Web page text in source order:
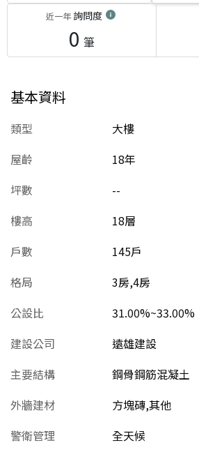
近一年詢問度
0 筆
基本資料
類型
大樓
屋齡
18年
坪數
--
樓高
18層
戶數
145戶
格局
3房,4房
公設比
31.00%~33.00%
建設公司
遠雄建設
主要結構
鋼骨鋼筋混凝土
外牆建材
方塊磚,其他
警衛管理
全天候